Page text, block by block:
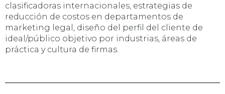
clasificadoras internacionales, estrategias de
reducción de costos en departamentos de
marketing legal, diseño del perfil del cliente de
ideal/público objetivo por industrias, áreas de
práctica y cultura de firmas.